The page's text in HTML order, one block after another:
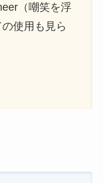
（嘲笑を浮
使用も見ら